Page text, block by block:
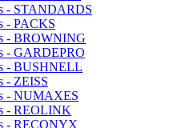
- STANDARDS
- PACKS
- BROWNING
- GARDEPRO
- BUSHNELL
- ZEISS
- NUMAXES
- REOLINK
- RECONYX